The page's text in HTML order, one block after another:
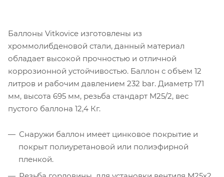
Баллоны Vitkovice изготовлены из
хроммолибденовой стали, данный материал
обладает высокой прочностью и отличной
коррозионной устойчивостью. Баллон с объем 12
литров и рабочим давлением 232 bar. Диаметр 171
мм, высота 695 мм, резьба стандарт M25/2, вес
пустого баллона 12,4 Кг.
Снаружи баллон имеет цинковое покрытие и
покрыт полиуретановой или полиэфирной
пленкой.